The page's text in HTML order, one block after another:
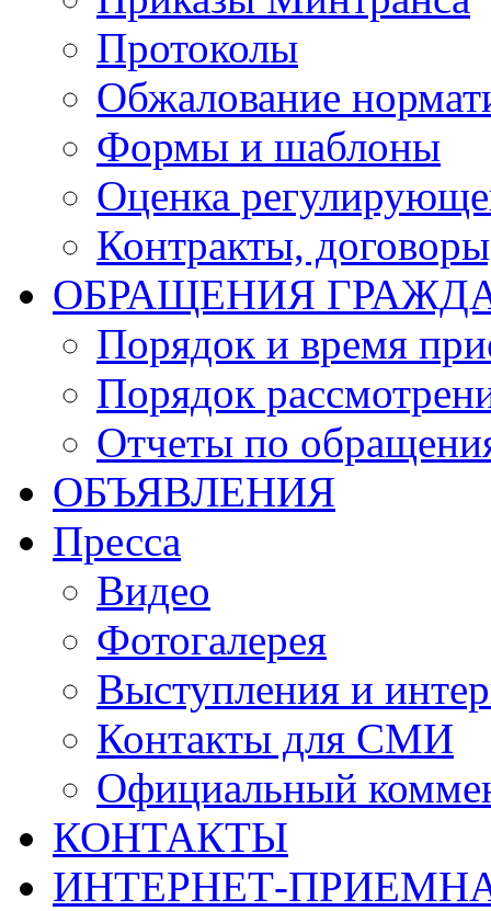
Протоколы
Обжалование
Формы и шаблоны
Оценка
Контракты,
ОБРАЩЕНИЯ
Порядок и время
Порядок
Отчеты по
ОБЪЯВЛЕНИЯ
Пресса
Видео
Фотогалерея
Выступления и
Контакты для СМИ
Официальный
КОНТАКТЫ
ИНТЕРНЕТ-